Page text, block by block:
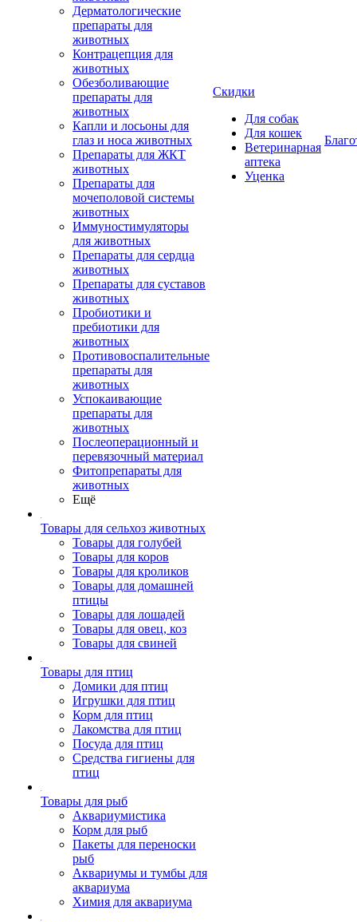
Дерматологические
препараты для
животных
Контрацепция для
животных
Обезболивающие
препараты для
животных
Капли и лосьоны для
глаз и носа животных
Препараты для ЖКТ
животных
Препараты для
мочеполовой системы
животных
Иммуностимуляторы
для животных
Препараты для сердца
животных
Препараты для суставов
животных
Пробиотики и
пребиотики для
животных
Противовоспалительные
препараты для
животных
Успокаивающие
препараты для
животных
Послеоперационный и
перевязочный материал
Фитопрепараты для
животных
Ещё
Товары для сельхоз животных
Товары для голубей
Товары для коров
Товары для кроликов
Товары для домашней
птицы
Товары для лошадей
Товары для овец, коз
Товары для свиней
Товары для птиц
Домики для птиц
Игрушки для птиц
Корм для птиц
Лакомства для птиц
Посуда для птиц
Средства гигиены для
птиц
Товары для рыб
Аквариумистика
Корм для рыб
Пакеты для переноски
рыб
Аквариумы и тумбы для
аквариума
Химия для аквариума
Скидки
Для собак
Для кошек
Ветеринарная
аптека
Уценка